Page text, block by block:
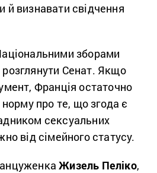
й визнавати свідчення
зборами
Сенат. Якщо
Франція остаточно
норму про те, що згода є
сексуальних
від сімейного статусу.
Жизель Пеліко,